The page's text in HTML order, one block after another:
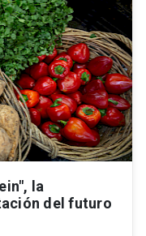
la
del futuro